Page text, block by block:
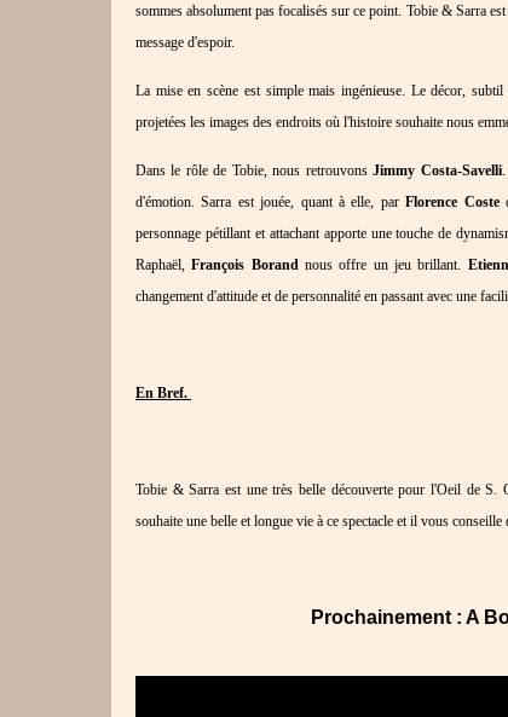
sommes absolument pas focalisés sur ce point. Tobie & Sarra
message d'espoir.
La mise en scène est simple mais ingénieuse. Le décor,
projetées les images des endroits où l'histoire souhaite nous
Dans le rôle de Tobie, nous retrouvonsJimmy Costa-Savelli.
d'émotion. Sarra est jouée, quant à elle, parFlorence Coste
personnage pétillant et attachant apporte une touche de
Raphaël,François Borand nous offre un jeu brillant.
changement d'attitude et de personnalité en passant avec une
En Bref.
Tobie & Sarra est une très belle découverte pour l'Oeil de S.
souhaite une belle et longue vie à ce spectacle et il vous
Prochainement : A